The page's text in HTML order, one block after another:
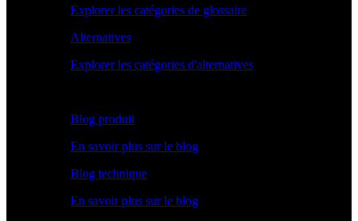
Explorer les catégories de glossaire
Alternatives
Explorer les catégories d'alternatives
Blog produit
En savoir plus sur le blog
Blog technique
En savoir plus sur le blog